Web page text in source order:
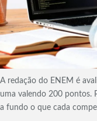
A redação do ENEM é
uma valendo 200 pontos.
a fundo o que cada